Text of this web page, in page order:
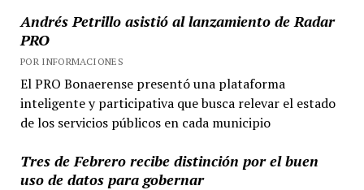
Andrés Petrillo asistió al lanzamiento de Radar
PRO
POR INFORMACIONES
El PRO Bonaerense presentó una plataforma
inteligente y participativa que busca relevar el estado
de los servicios públicos en cada municipio
Tres de Febrero recibe distinción por el buen
uso de datos para gobernar